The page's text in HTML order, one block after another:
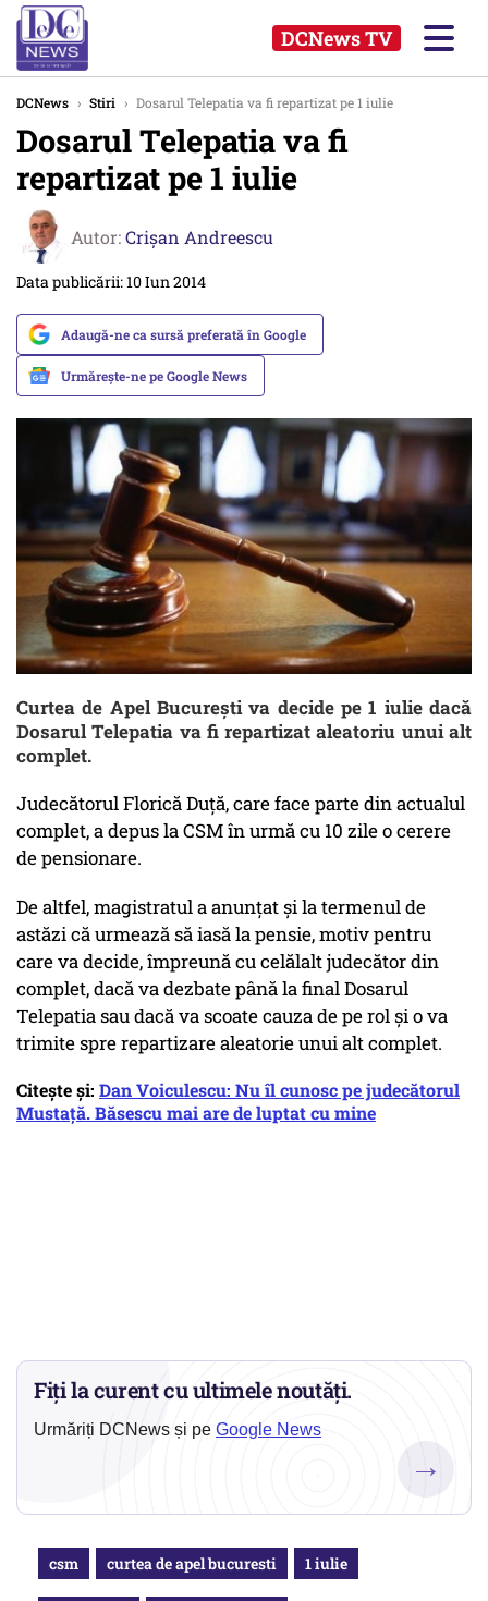
DCNews TV
DCNews › Stiri › Dosarul Telepatia va fi repartizat pe 1 iulie
Dosarul Telepatia va fi
repartizat pe 1 iulie
Autor:Crişan Andreescu
Data publicării: 10 Iun 2014
Adaugă-ne ca sursă preferată în Google
Urmărește-ne pe Google News
Curtea de Apel București va decide pe 1 iulie dacă
Dosarul Telepatia va fi repartizat aleatoriu unui alt
complet.
Judecătorul Florică Duţă, care face parte din actualul
complet, a depus la CSM în urmă cu 10 zile o cerere
de pensionare.
De altfel, magistratul a anunţat şi la termenul de
astăzi că urmează să iasă la pensie, motiv pentru
care va decide, împreună cu celălalt judecător din
complet, dacă va dezbate până la final Dosarul
Telepatia sau dacă va scoate cauza de pe rol şi o va
trimite spre repartizare aleatorie unui alt complet.
Citește și: Dan Voiculescu: Nu îl cunosc pe judecătorul
Mustață. Băsescu mai are de luptat cu mine
Fiți la curent cu ultimele noutăți.
Urmăriți DCNews și pe Google News
→
csm curtea de apel bucuresti 1 iulie